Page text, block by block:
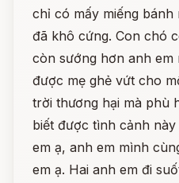
chỉ có mấy miếng
đã khô cứng. Con chó
còn sướng hơn anh
được mẹ ghẻ vứt cho
trời thương hại mà phù
biết được tình cảnh
em ạ, anh em mình
em ạ. Hai anh em đi